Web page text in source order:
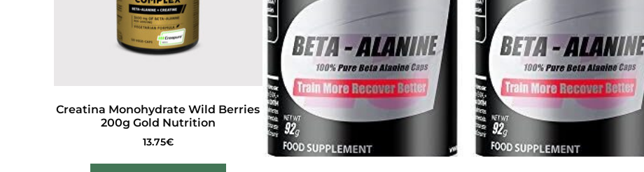
Creatina Monohydrate Wild Berries
200g Gold Nutrition
13.75€